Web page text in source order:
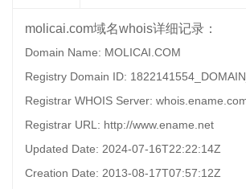
molicai.com域名whois详细记录：
Domain Name: MOLICAI.COM
Registry Domain ID:
Registrar WHOIS Server:
Registrar URL: http://www.ename.net
Updated Date: 2024-07-16T22:22:14Z
Creation Date: 2013-08-17T07:57:12Z